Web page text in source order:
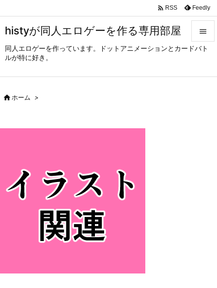
histyが同人エロゲーを作る専用部屋
同人エロゲーを作っています。ドットアニメーションとカードバト
ルが特に好き。



 RSS Feedly
ホーム >